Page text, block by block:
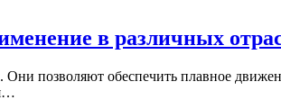
в различных
позволяют обеспечить плавное